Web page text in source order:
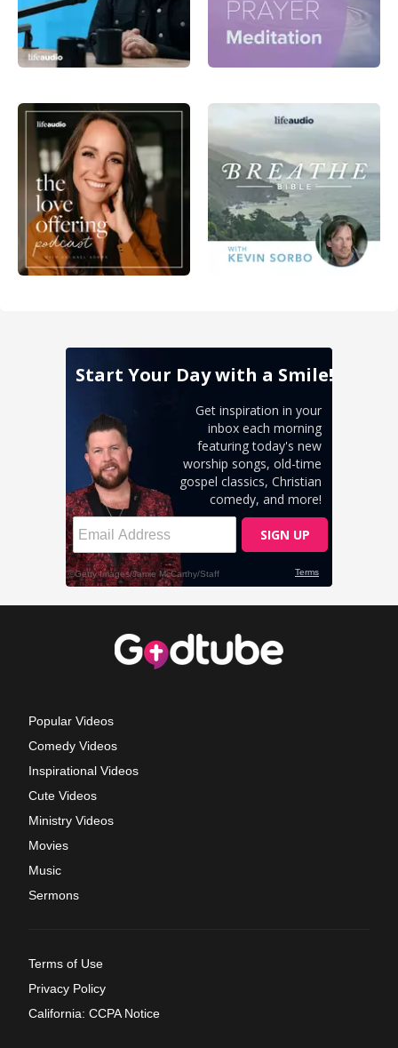
Popular Videos
Comedy Videos
Inspirational Videos
Cute Videos
Ministry Videos
Movies
Music
Sermons
Terms of Use
Privacy Policy
California: CCPA Notice